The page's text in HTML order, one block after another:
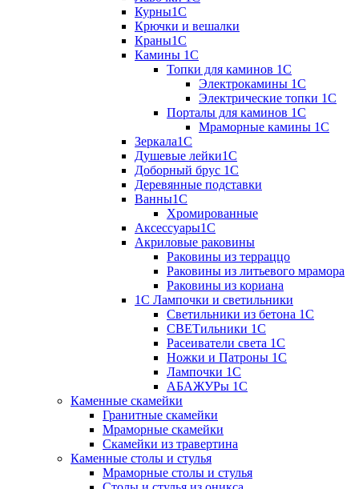
Курны1С
Крючки и вешалки
Краны1С
Камины 1C
Топки для каминов 1C
Электрокамины 1С
Электрические топки 1C
Порталы для каминов 1С
Мраморные камины 1C
Зеркала1С
Душевые лейки1С
Доборный брус 1С
Деревянные подставки
Ванны1С
Хромированные
Аксессуары1С
Акриловые раковины
Раковины из терраццо
Раковины из литьевого мрамора
Раковины из кориана
1С Лампочки и светильники
Светильники из бетона 1С
СВЕТильники 1С
Расеиватели света 1С
Ножки и Патроны 1С
Лампочки 1С
АБАЖУРы 1С
Каменные скамейки
Гранитные скамейки
Мраморные скамейки
Скамейки из травертина
Каменные столы и стулья
Мраморные столы и стулья